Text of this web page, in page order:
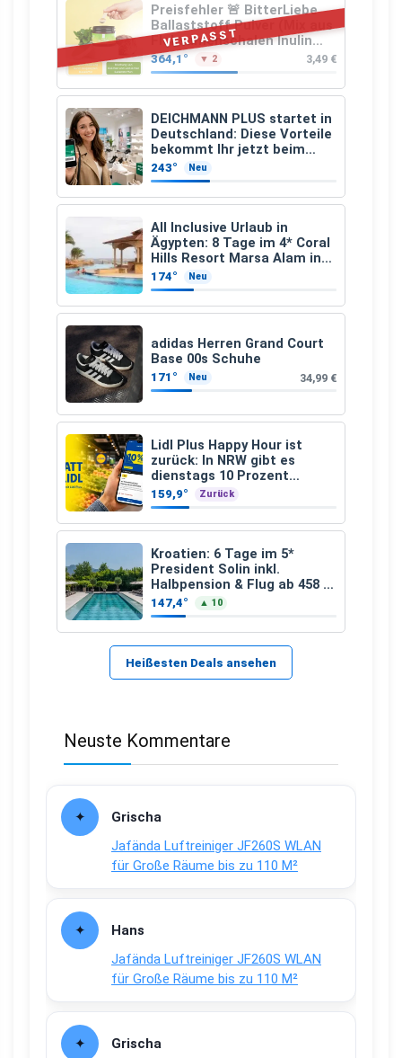
VERPASST
Preisfehler 🚨 BitterLiebe
Ballaststoff Pulver (Mix aus
Flohsamenschalen Inulin
(Präbiotika) Leinsamen &
Apfelfaser)
364,1° ▼ 2 3,49 €
DEICHMANN PLUS startet in
Deutschland: Diese Vorteile
bekommt Ihr jetzt beim
Schuhkauf
243° Neu
All Inclusive Urlaub in
Ägypten: 8 Tage im 4* Coral
Hills Resort Marsa Alam inkl.
Flüge ab 299 € p.P.
174° Neu
adidas Herren Grand Court
Base 00s Schuhe
171° Neu 34,99 €
Lidl Plus Happy Hour ist
zurück: In NRW gibt es
dienstags 10 Prozent
Rabatt
159,9° Zurück
Kroatien: 6 Tage im 5*
President Solin inkl.
Halbpension & Flug ab 458 €
pro Person
147,4° ▲ 10
Heißesten Deals ansehen
Neuste Kommentare
Grischa
Jafända Luftreiniger JF260S WLAN
für Große Räume bis zu 110 M²
Hans
Jafända Luftreiniger JF260S WLAN
für Große Räume bis zu 110 M²
Grischa